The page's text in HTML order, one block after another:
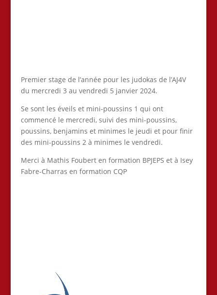
Premier stage de l’année pour les judokas de l’AJ4V
du mercredi 3 au vendredi 5 janvier 2024.
Se sont les éveils et mini-poussins 1 qui ont
commencé le mercredi, suivi des mini-poussins,
poussins, benjamins et minimes le jeudi et pour finir
des mini-poussins 2 à minimes le vendredi.
Merci à Mathis Foubert en formation BPJEPS et à Isey
Fabre-Charras en formation CQP